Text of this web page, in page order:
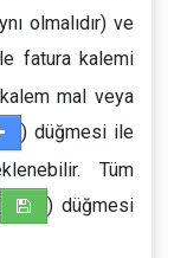
olmalıdır) ve
fatura kalemi
mal veya
) düğmesi ile
Tüm
) düğmesi